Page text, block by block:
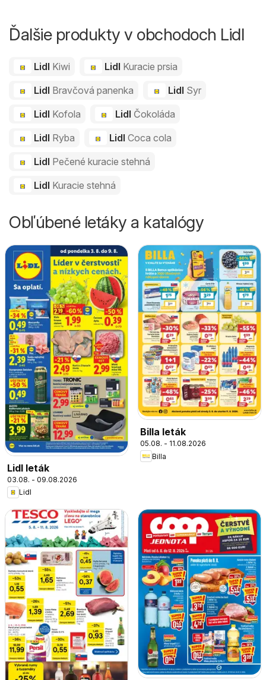
Ďalšie produkty v obchodoch Lidl
Lidl Kiwi Lidl Kuracie prsia
Lidl Bravčová panenka Lidl Syr
Lidl Kofola Lidl Čokoláda
Lidl Ryba Lidl Coca cola
Lidl Pečené kuracie stehná
Lidl Kuracie stehná
Obľúbené letáky a katalógy
Lidl leták
03.08. - 09.08.2026
Lidl
Billa leták
05.08. - 11.08.2026
Billa